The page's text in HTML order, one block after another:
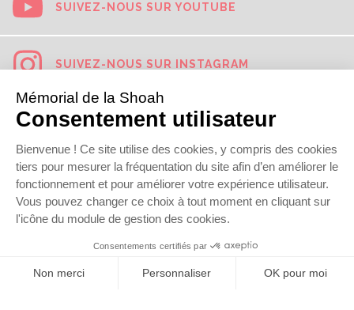
SUIVEZ-NOUS SUR YOUTUBE
SUIVEZ-NOUS SUR INSTAGRAM
SUIVEZ-NOUS SUR TIKTOK
SUIVEZ-NOUS SUR LINKEDIN
Mémorial de la Shoah
Newsletter
Contact